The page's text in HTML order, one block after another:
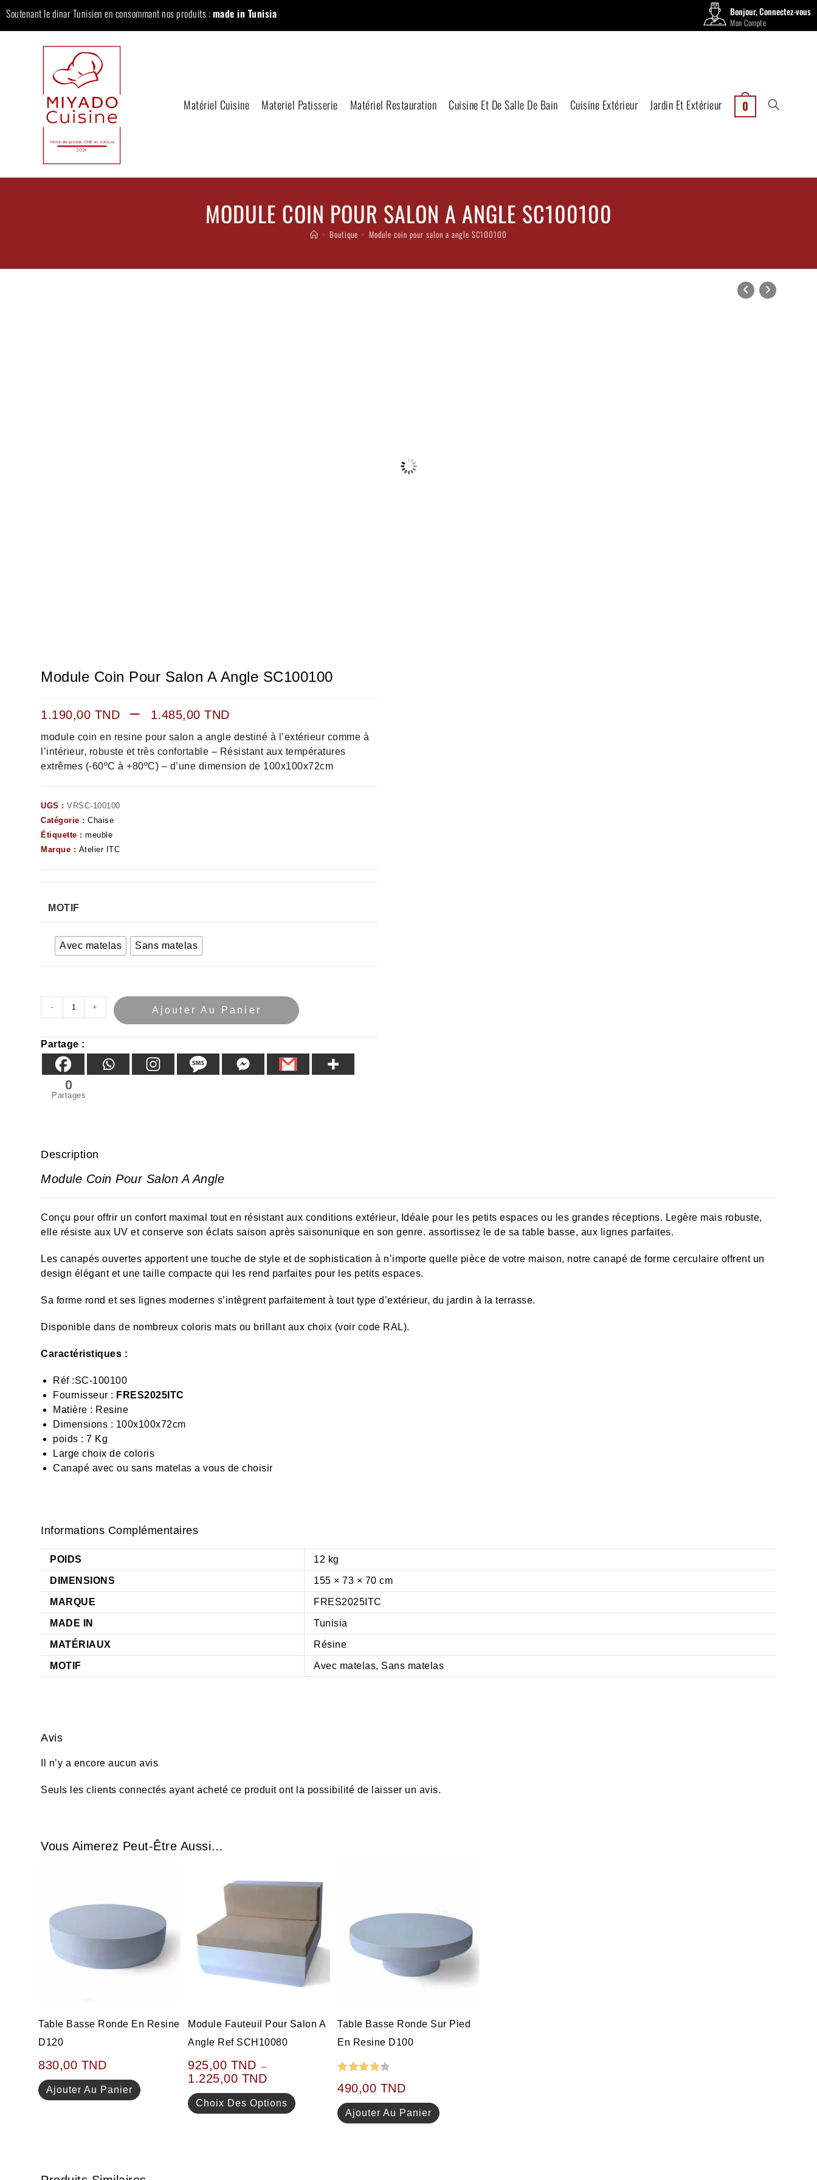
Soutenant le dinar Tunisien en consommant nos produits :made in Tunisia Bonjour, Connectez-vous
Mon Compte
Matériel Cuisine Materiel Patisserie Matériel Restauration Cuisine Et De Salle De Bain Cuisine Extérieur Jardin Et Extérieur 0
MODULE COIN POUR SALON A ANGLE SC100100
> Boutique > Module coin pour salon a angle SC100100
Module Coin Pour Salon A Angle SC100100
1.190,00 TND – 1.485,00TND
module coin en resine pour salon a angle destiné à l’extérieur comme à
l’intérieur, robuste et très confortable – Résistant aux températures
extrêmes (-60ºC à +80ºC) – d’une dimension de 100x100x72cm
UGS :VRSC-100100
Catégorie :Chaise
Étiquette :meuble
Marque : Atelier ITC
MOTIF
Avec matelas Sans matelas
- + Ajouter Au Panier
Partage :
0
Partages
Description
Module Coin Pour Salon A Angle
Conçu pour offrir un confort maximal tout en résistant aux conditions extérieur, Idéale pour les petits espaces ou les grandes réceptions. Legère mais robuste,
elle résiste aux UV et conserve son éclats saison après saisonunique en son genre. assortissez le de sa table basse, aux lignes parfaites.
Les canapés ouvertes apportent une touche de style et de sophistication à n’importe quelle pièce de votre maison, notre canapé de forme cerculaire offrent un
design élégant et une taille compacte qui les rend parfaites pour les petits espaces.
Sa forme rond et ses lignes modernes s’intègrent parfaitement à tout type d’extérieur, du jardin à la terrasse.
Disponible dans de nombreux coloris mats ou brillant aux choix (voir code RAL).
Caractéristiques :
Réf :SC-100100
Fournisseur : FRES2025ITC
Matière : Resine
Dimensions : 100x100x72cm
poids : 7 Kg
Large choix de coloris
Canapé avec ou sans matelas a vous de choisir
Informations Complémentaires
POIDS 12 kg
DIMENSIONS 155 × 73 × 70 cm
MARQUE FRES2025ITC
MADE IN Tunisia
MATÉRIAUX Résine
MOTIF Avec matelas, Sans matelas
Avis
Il n’y a encore aucun avis
Seuls les clients connectés ayant acheté ce produit ont la possibilité de laisser un avis.
Vous Aimerez Peut-Être Aussi…
Table Basse Ronde En Resine
D120
830,00 TND
Ajouter Au Panier
Module Fauteuil Pour Salon A
Angle Ref SCH10080
925,00 TND –
1.225,00 TND
Choix Des Options
Table Basse Ronde Sur Pied
En Resine D100
sur 5
490,00 TND
Ajouter Au Panier